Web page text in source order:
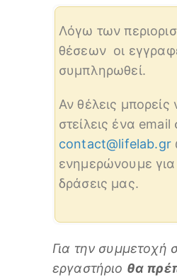
Λόγω των
θέσεων οι
συμπληρωθεί.
Αν θέλεις μπορείς
στείλεις ένα email
contact@lifelab.gr
ενημερώνουμε
δράσεις μας.
Για την συμμετοχή
εργαστήριο θα